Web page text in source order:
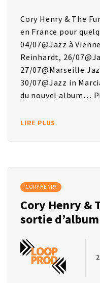
Cory Henry & The
en France pour
04/07@Jazz à
Reinhardt, 26/
27/07@Marseille
30/07@Jazz in
du nouvel album…
LIRE PLUS
CORY HENRY
Cory Henry &
sortie